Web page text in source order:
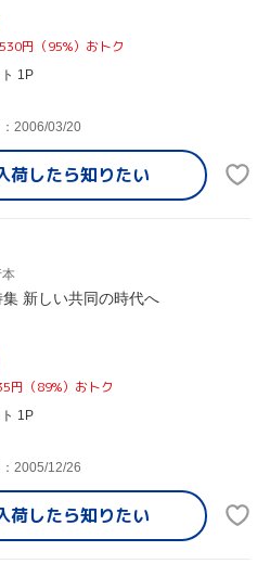
円（95%）おトク
1P
2006/03/20
荷したら知りたい
本
新しい共同の時代へ
円（89%）おトク
1P
2005/12/26
荷したら知りたい